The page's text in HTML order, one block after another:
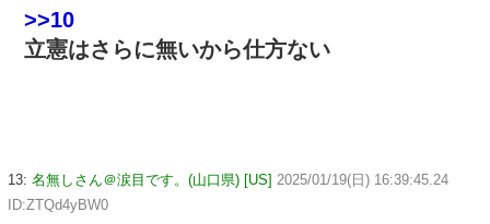
>>10
立憲はさらに無いから仕方ない
13: 名無しさん＠涙目です。(山口県) [US] 2025/01/19(日) 16:39:45.24
ID:ZTQd4yBW0